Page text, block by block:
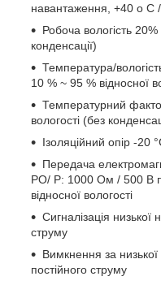
навантаження, +40 o C
Робоча вологість
конденсації)
Температура/
10 % ~ 95 % відносної
Температурний
вологості (без
Ізоляційний опір -20
Передача
PO/ P: 1000 Ом / 500 В
відносної вологості
Сигналізація
струму
Вимкнення за
постійного струму